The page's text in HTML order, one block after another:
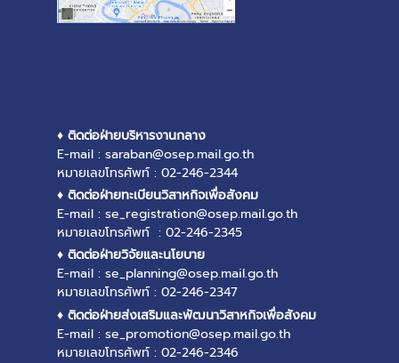
♦ ติดต่อฝ่ายบริหารงานกลาง
E-mail : saraban@osep.mail.go.th
หมายเลขโทรศัพท์ : 02-246-2344
♦ ติดต่อฝ่ายทะเบียนวิสาหกิจเพื่อสังคม
E-mail : se_registration@osep.mail.go.th
หมายเลขโทรศัพท์ : 02-246-2345
♦ ติดต่อฝ่ายวิจัยและนโยบาย
E-mail : se_planning@osep.mail.go.th
หมายเลขโทรศัพท์ : 02-246-2347
♦ ติดต่อฝ่ายส่งเสริมและพัฒนาวิสาหกิจเพื่อสังคม
E-mail : se_promotion@osep.mail.go.th
หมายเลขโทรศัพท์ : 02-246-2346